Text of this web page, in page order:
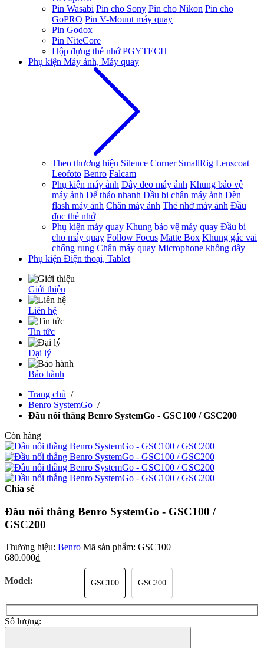
Pin Wasabi Pin cho Sony Pin cho Nikon Pin cho
GoPRO Pin V-Mount máy quay
Pin Godox
Pin NiteCore
Hộp đựng thẻ nhớ PGYTECH
Phụ kiện Máy ảnh, Máy quay
Theo thương hiệu Silence Corner SmallRig Lenscoat
Leofoto Benro Falcam
Phụ kiện máy ảnh Dây đeo máy ảnh Khung bảo vệ
máy ảnh Đế tháo nhanh Đầu bi chân máy ảnh Đèn
flash máy ảnh Chân máy ảnh Thẻ nhớ máy ảnh Đầu
đọc thẻ nhớ
Phụ kiện máy quay Khung bảo vệ máy quay Đầu bi
cho máy quay Follow Focus Matte Box Khung gác vai
chống rung Chân máy quay Microphone không dây
Phụ kiện Điện thoại, Tablet
Giới thiệu
Liên hệ
Tin tức
Đại lý
Bảo hành
Trang chủ /
Benro SystemGo /
Đầu nối thẳng Benro SystemGo - GSC100 / GSC200
Còn hàng
Chia sẻ
Đầu nối thẳng Benro SystemGo - GSC100 /
GSC200
Thương hiệu: Benro Mã sản phẩm: GSC100
680.000₫
Model: GSC100 GSC200
Số lượng: